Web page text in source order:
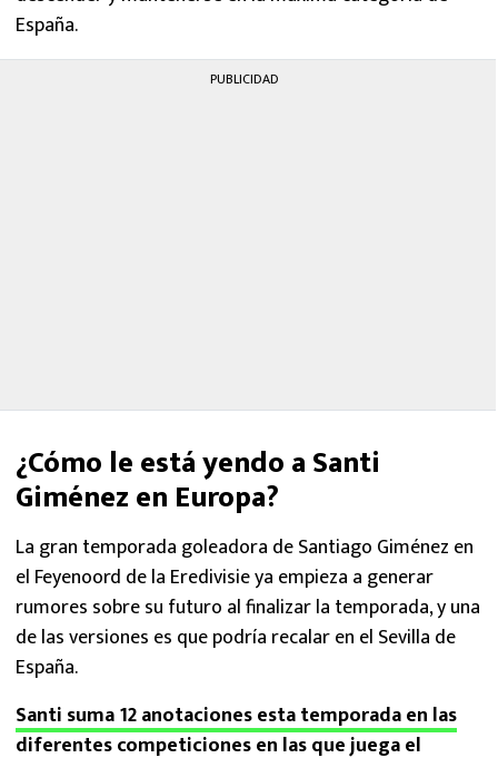
España.
PUBLICIDAD
¿Cómo le está yendo a Santi
Giménez en Europa?
La gran temporada goleadora de Santiago Giménez en
el Feyenoord de la Eredivisie ya empieza a generar
rumores sobre su futuro al finalizar la temporada, y una
de las versiones es que podría recalar en el Sevilla de
España.
Santi suma 12 anotaciones esta temporada en las
diferentes competiciones en las que juega el